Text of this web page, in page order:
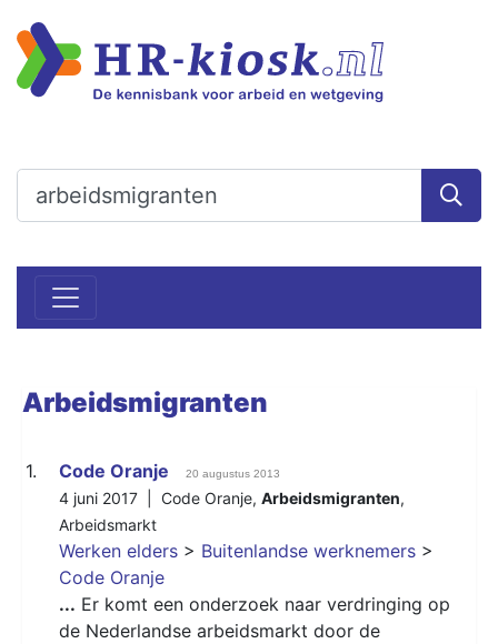
Arbeidsmigranten
1. Code Oranje 20 augustus 2013
4 juni 2017 | Code Oranje, Arbeidsmigranten,
Arbeidsmarkt
Werken elders > Buitenlandse werknemers >
Code Oranje
... Er komt een onderzoek naar verdringing op
de Nederlandse arbeidsmarkt door de